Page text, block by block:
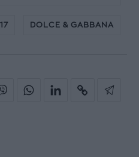
DOLCE & GABBANA